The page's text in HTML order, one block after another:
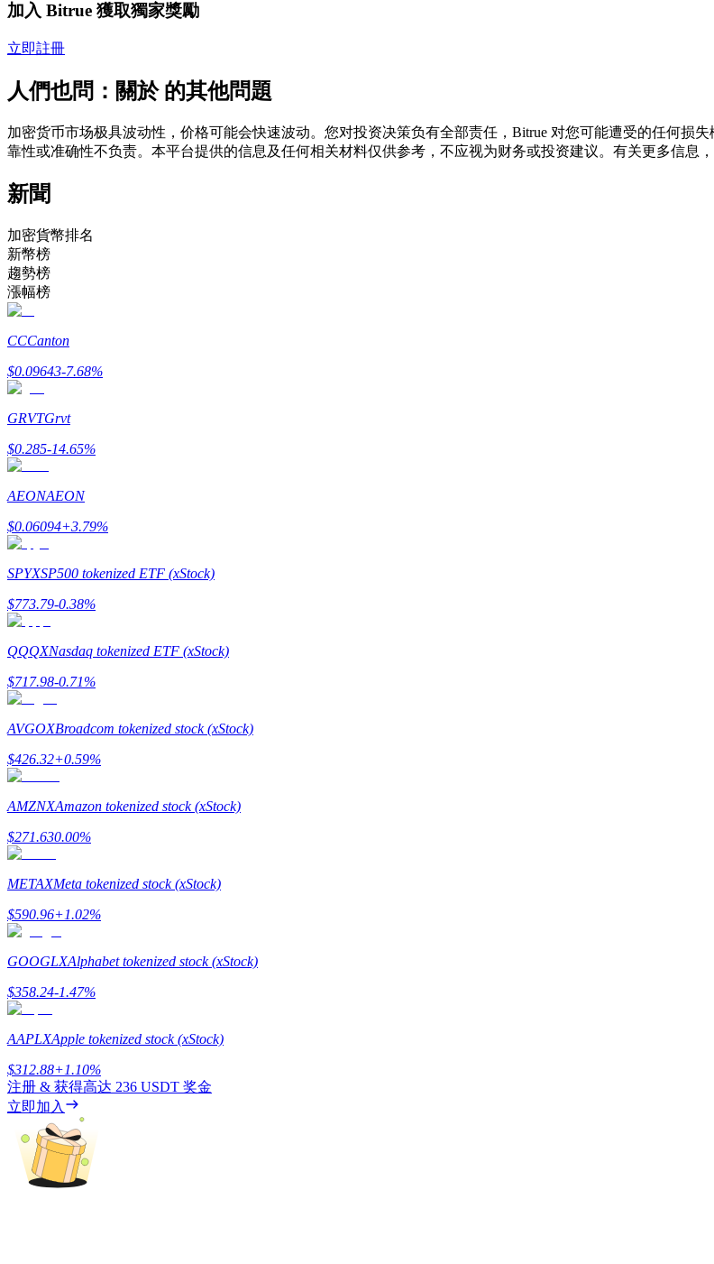
USDC永續
多種以USDC結算的永續合約
跟單
與頂尖交易專家同行
成為跟單交易員
坐享盈利分成和跟單分傭
合約資訊
合約功能使用指南
交易策略
學習如何保持盈利
加入 Bitrue 獲取獨家獎勵
立即註冊
人們也問：關於 的其他問題
加密货币市场极具波动性，价格可能会快速波动。您对投资决策负有全部责任，Bitrue 对您可能遭受的任何损
靠性或准确性不负责。本平台提供的信息及任何相关材料仅供参考，不应视为财务或投资建议。有关更多信息
新聞
加密貨幣排名
新幣榜
趨勢榜
漲幅榜
CCCanton
$0.09643-7.68%
GRVTGrvt
$0.285-14.65%
AEONAEON
$0.06094+3.79%
SPYXSP500 tokenized ETF (xStock)
$773.79-0.38%
QQQXNasdaq tokenized ETF (xStock)
$717.98-0.71%
AVGOXBroadcom tokenized stock (xStock)
$426.32+0.59%
AMZNXAmazon tokenized stock (xStock)
$271.630.00%
METAXMeta tokenized stock (xStock)
$590.96+1.02%
GOOGLXAlphabet tokenized stock (xStock)
$358.24-1.47%
AAPLXApple tokenized stock (xStock)
$312.88+1.10%
注册 & 获得高达 236 USDT 奖金
立即加入